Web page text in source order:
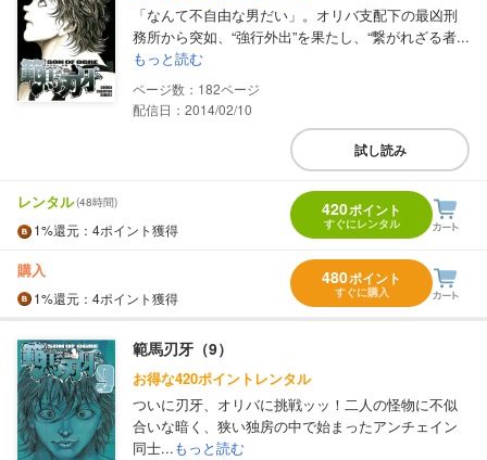
「なんて不自由な男だい」。オリバ支配下の最凶刑
務所から突如、“強行外出”を果たし、“繋がれざる者...
もっと読む
182
配信日：2014/02/10
試し読み
レンタル(48時間)
1%還元 ：4ポイント獲得
420ポイント
すぐにレンタル
購入
1%還元 ：4ポイント獲得
480ポイント
すぐに購入
範馬刃牙（9）
お得な420ポイントレンタル
ついに刃牙、オリバに挑戦ッッ！二人の怪物に不似
合いな暗く、狭い独房の中で始まったアンチェイン
同士...もっと読む